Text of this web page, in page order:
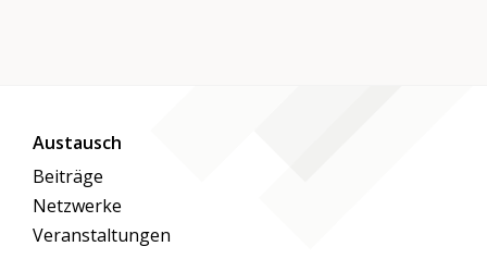
Austausch
Beiträge
Netzwerke
Veranstaltungen